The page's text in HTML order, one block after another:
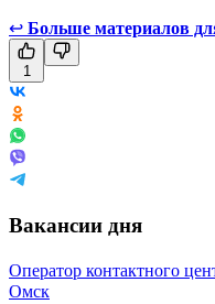
↩ Больше материалов
1
Вакансии дня
Оператор контактного
Омск